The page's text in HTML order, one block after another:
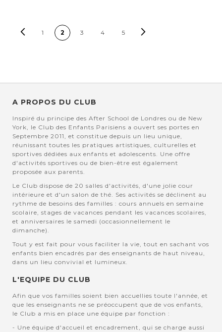
Page
Précédent
1 Vous lisez actuellement la page
2 Page
3 4 5
A PROPOS DU CLUB
Inspiré du principe des After School de Londres ou de New
York, le Club des Enfants Parisiens a ouvert ses portes en
Septembre 2011, et constitue depuis un lieu unique,
réunissant toutes les pratiques artistiques, culturelles et
sportives dédiées aux enfants et adolescents. Une offre
d'activités sportives ou de bien-être est également
proposée aux parents.
Le Club dispose de 20 salles d'activités, d'une jolie cour
intérieure et d'un salon de thé. Ses activités se déclinent au
rythme de besoins des familles : cours annuels en semaine
scolaire, stages de vacances pendant les vacances scolaires,
et anniversaires le samedi (occasionnellement le
dimanche).
Tout y est fait pour vous faciliter la vie, tout en sachant vos
enfants bien encadrés par des enseignants de haut niveau,
dans un lieu convivial et lumineux.
L'EQUIPE DU CLUB
Afin que vos familles soient bien accuellies toute l'année, et
que les enseignants ne se préoccupent que de vos enfants,
le Club a mis en place une équipe par fonction :
- Une équipe d'accueil et encadrement, qui se charge aussi